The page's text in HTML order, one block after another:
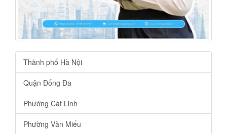
Thành phố Hà Nội
Quận Đống Đa
Phường Cát Linh
Phường Văn Miếu